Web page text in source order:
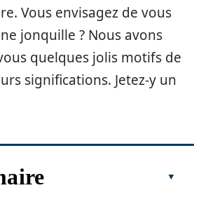
Vous envisagez de vous
jonquille ? Nous avons
quelques jolis motifs de
significations. Jetez-y un